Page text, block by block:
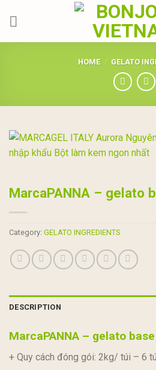
HOME / GELATO
MarcaPANNA – gelato
Category: GELATO INGREDIENTS
DESCRIPTION
MarcaPANNA – gelato
+ Quy cách đóng gói: 2kg/ túi – 6